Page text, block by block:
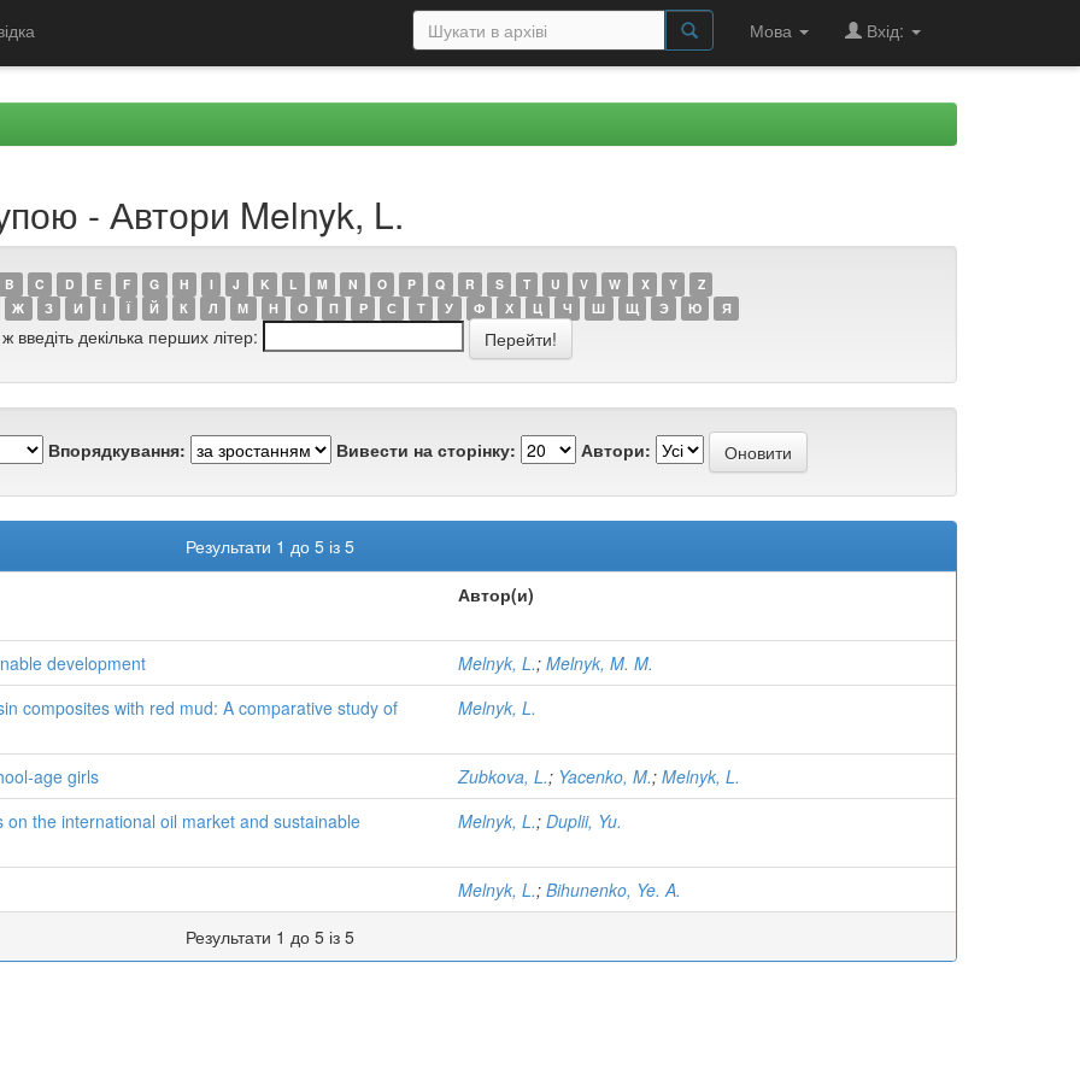
Мова Вхід:
- Автори Melnyk, L.
B C D E F G H I J K L M N O P Q R S T U V W X Y
Z
Ж З И І Ї Й К Л М Н О П Р С Т У Ф Х Ц Ч Ш Щ Э Ю Я
введіть декілька перших літер:
Впорядкування: Вивести на сторінку: Автори:
Результати 1 до 5 із 5
Автор(и)
development Melnyk, L.; Melnyk, M. M.
composites with red mud: A comparative study of
Melnyk, L.
age girls Zubkova, L.; Yacenko, M.; Melnyk, L.
the international oil market and sustainable
Melnyk, L.; Duplii, Yu.
Melnyk, L.; Bihunenko, Ye. A.
Результати 1 до 5 із 5